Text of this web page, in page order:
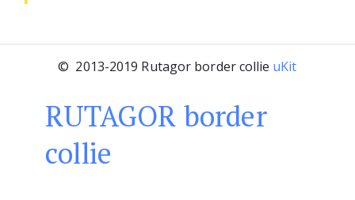
©  2013-2019 Rutagor border collie uKit
RU­­­­­­TAGOR border
сollie